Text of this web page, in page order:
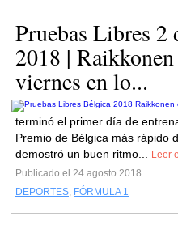
Pruebas Libres 2
2018 |
viernes en lo...
terminó el primer día de
Premio de Bélgica más rápido
demostró un buen ritmo...
Leer
Publicado el 24 agosto 2018
DEPORTES, FÓRMULA 1